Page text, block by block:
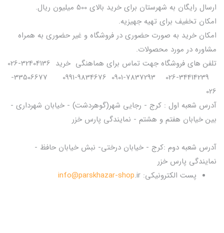
ارسال رایگان به شهرستان برای خرید بالای 500 میلیون ریال.
امکان تخفیف برای تهیه جهیزیه.
امکان خرید به صورت حضوری در فروشگاه و غیر حضوری به همراه
مشاوره در مورد محصولات.
تلفن های فروشگاه جهت تماس برای هماهنگی خرید 32404136-026
34414239-026 7837293-0901 9834676-0991 33506677-
026
آدرس شعبه اول : کرج - رجایی شهر(گوهردشت) - خیابان شهرداری -
بین خیابان هفتم و هشتم - نمایندگی پارس خزر
آدرس شعبه دوم :کرج - خیابان درختی- نبش خیابان حافظ -
نمایندگی پارس خزر
پست الکترونیکی:
info@parskhazar-shop.ir